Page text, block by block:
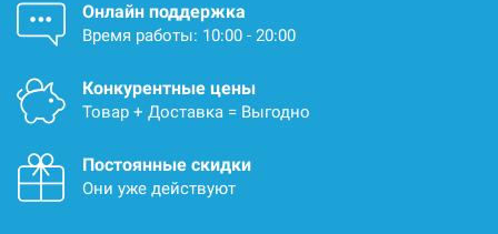
Онлайн поддержка
Время работы: 10:00 - 20:00
Конкурентные цены
Товар + Доставка = Выгодно
Постоянные скидки
Они уже действуют